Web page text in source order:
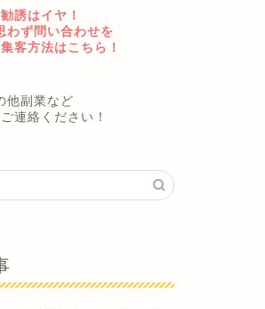
誘はイヤ！
わず問い合わせを
客方法はこちら！
他副業など
連絡ください！